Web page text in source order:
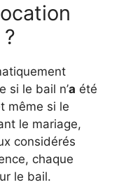
si le bail n’a été
même si le
le mariage,
considérés
chaque
le bail.